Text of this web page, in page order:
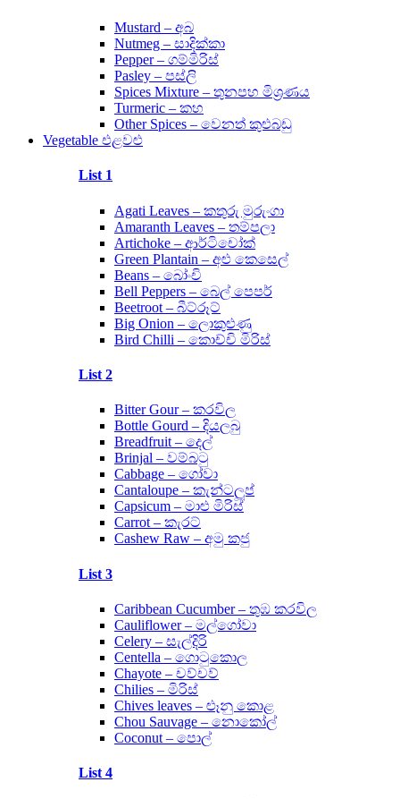
Mustard – අබ
Nutmeg – සාදික්කා
Pepper – ගම්මිරිස්
Pasley – පස්ලි
Spices Mixture – තුනපහ මිශ්‍රණය
Turmeric – කහ
Other Spices – වෙනත් කුළුබඩු
Vegetable එළවළු
List 1
Agati Leaves – කතුරු මුරුංගා
Amaranth Leaves – තම්පලා
Artichoke – ආර්ටිචෝක්
Green Plantain – අළු කෙසෙල්
Beans – බෝංචි
Bell Peppers – බෙල් පෙපර්
Beetroot – බීට්රූට්
Big Onion – ලොකුළුණු
Bird Chilli – කොච්චි මිරිස්
List 2
Bitter Gour – කරවිල
Bottle Gourd – දියලබු
Breadfruit – දෙල්
Brinjal – වම්බටු
Cabbage – ගෝවා
Cantaloupe – කැන්ටලූප්
Capsicum – මාළු මිරිස්
Carrot – කැරට්
Cashew Raw – අමු කජු
List 3
Caribbean Cucumber – තුඹ කරවිල
Cauliflower – මල්ගෝවා
Celery – සැල්දිරි
Centella – ගොටුකොල
Chayote – චව්චව්
Chilies – මිරිස්
Chives leaves – ළූනු කොළ
Chou Sauvage – නොකෝල්
Coconut – පොල්
List 4